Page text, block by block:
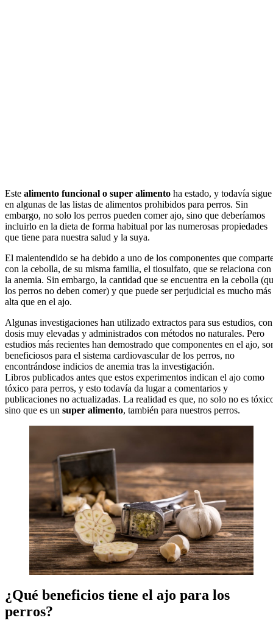
Este alimento funcional o super alimento ha estado, y todavía sigue
en algunas de las listas de alimentos prohibidos para perros. Sin
embargo, no solo los perros pueden comer ajo, sino que deberíamos
incluirlo en la dieta de forma habitual por las numerosas propiedades
que tiene para nuestra salud y la suya.
El malentendido se ha debido a uno de los componentes que
con la cebolla, de su misma familia, el tiosulfato, que se relaciona con
la anemia. Sin embargo, la cantidad que se encuentra en la cebolla
los perros no deben comer) y que puede ser perjudicial es mucho más
alta que en el ajo.
Algunas investigaciones han utilizado extractos para sus estudios, con
dosis muy elevadas y administrados con métodos no naturales. Pero
estudios más recientes han demostrado que componentes en el ajo,
beneficiosos para el sistema cardiovascular de los perros, no
encontrándose indicios de anemia tras la investigación.
Libros publicados antes que estos experimentos indican el ajo como
tóxico para perros, y esto todavía da lugar a comentarios y
publicaciones no actualizadas. La realidad es que, no solo no es
sino que es un super alimento, también para nuestros perros.
¿Qué beneficios tiene el ajo para los
perros?